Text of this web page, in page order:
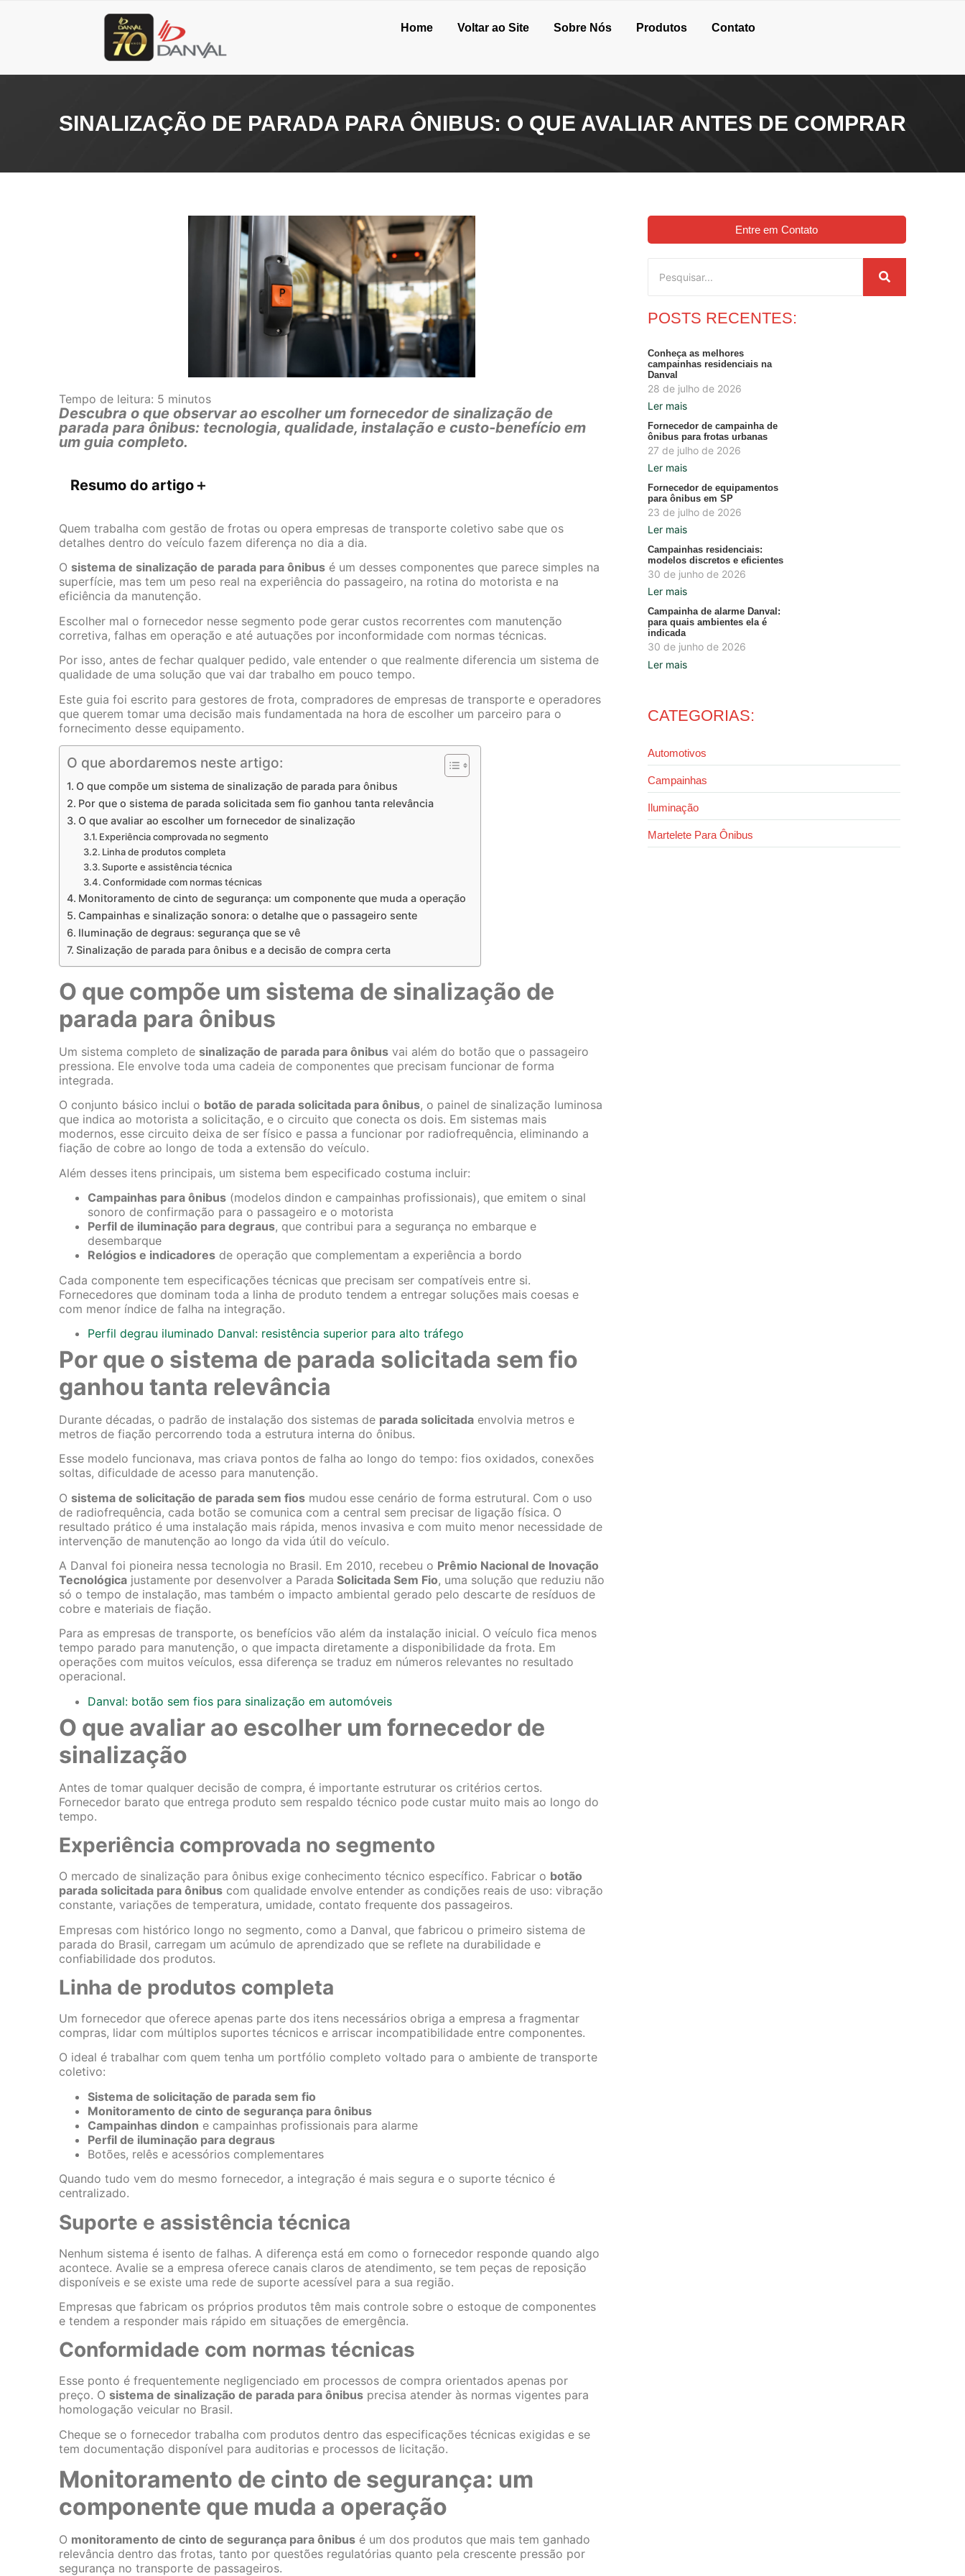
Home Voltar ao Site Sobre Nós Produtos Contato
SINALIZAÇÃO DE PARADA PARA ÔNIBUS: O QUE AVALIAR ANTES DE COMPRAR
Tempo de leitura: 5 minutos
Descubra o que observar ao escolher um fornecedor de sinalização de
parada para ônibus: tecnologia, qualidade, instalação e custo-benefício em
um guia completo.
Resumo do artigo＋
Quem trabalha com gestão de frotas ou opera empresas de transporte coletivo sabe que os
detalhes dentro do veículo fazem diferença no dia a dia.
O sistema de sinalização de parada para ônibus é um desses componentes que parece simples na
superfície, mas tem um peso real na experiência do passageiro, na rotina do motorista e na
eficiência da manutenção.
Escolher mal o fornecedor nesse segmento pode gerar custos recorrentes com manutenção
corretiva, falhas em operação e até autuações por inconformidade com normas técnicas.
Por isso, antes de fechar qualquer pedido, vale entender o que realmente diferencia um sistema de
qualidade de uma solução que vai dar trabalho em pouco tempo.
Este guia foi escrito para gestores de frota, compradores de empresas de transporte e operadores
que querem tomar uma decisão mais fundamentada na hora de escolher um parceiro para o
fornecimento desse equipamento.
O que abordaremos neste artigo:
O que compõe um sistema de sinalização de parada para ônibus
Por que o sistema de parada solicitada sem fio ganhou tanta relevância
O que avaliar ao escolher um fornecedor de sinalização
Experiência comprovada no segmento
Linha de produtos completa
Suporte e assistência técnica
Conformidade com normas técnicas
Monitoramento de cinto de segurança: um componente que muda a operação
Campainhas e sinalização sonora: o detalhe que o passageiro sente
Iluminação de degraus: segurança que se vê
Sinalização de parada para ônibus e a decisão de compra certa
O que compõe um sistema de sinalização de
parada para ônibus
Um sistema completo de sinalização de parada para ônibus vai além do botão que o passageiro
pressiona. Ele envolve toda uma cadeia de componentes que precisam funcionar de forma
integrada.
O conjunto básico inclui o botão de parada solicitada para ônibus, o painel de sinalização luminosa
que indica ao motorista a solicitação, e o circuito que conecta os dois. Em sistemas mais
modernos, esse circuito deixa de ser físico e passa a funcionar por radiofrequência, eliminando a
fiação de cobre ao longo de toda a extensão do veículo.
Além desses itens principais, um sistema bem especificado costuma incluir:
Campainhas para ônibus (modelos dindon e campainhas profissionais), que emitem o sinal
sonoro de confirmação para o passageiro e o motorista
Perfil de iluminação para degraus, que contribui para a segurança no embarque e
desembarque
Relógios e indicadores de operação que complementam a experiência a bordo
Cada componente tem especificações técnicas que precisam ser compatíveis entre si.
Fornecedores que dominam toda a linha de produto tendem a entregar soluções mais coesas e
com menor índice de falha na integração.
Perfil degrau iluminado Danval: resistência superior para alto tráfego
Por que o sistema de parada solicitada sem fio
ganhou tanta relevância
Durante décadas, o padrão de instalação dos sistemas de parada solicitada envolvia metros e
metros de fiação percorrendo toda a estrutura interna do ônibus.
Esse modelo funcionava, mas criava pontos de falha ao longo do tempo: fios oxidados, conexões
soltas, dificuldade de acesso para manutenção.
O sistema de solicitação de parada sem fios mudou esse cenário de forma estrutural. Com o uso
de radiofrequência, cada botão se comunica com a central sem precisar de ligação física. O
resultado prático é uma instalação mais rápida, menos invasiva e com muito menor necessidade de
intervenção de manutenção ao longo da vida útil do veículo.
A Danval foi pioneira nessa tecnologia no Brasil. Em 2010, recebeu o Prêmio Nacional de Inovação
Tecnológica justamente por desenvolver a Parada Solicitada Sem Fio, uma solução que reduziu não
só o tempo de instalação, mas também o impacto ambiental gerado pelo descarte de resíduos de
cobre e materiais de fiação.
Para as empresas de transporte, os benefícios vão além da instalação inicial. O veículo fica menos
tempo parado para manutenção, o que impacta diretamente a disponibilidade da frota. Em
operações com muitos veículos, essa diferença se traduz em números relevantes no resultado
operacional.
Danval: botão sem fios para sinalização em automóveis
O que avaliar ao escolher um fornecedor de
sinalização
Antes de tomar qualquer decisão de compra, é importante estruturar os critérios certos.
Fornecedor barato que entrega produto sem respaldo técnico pode custar muito mais ao longo do
tempo.
Experiência comprovada no segmento
O mercado de sinalização para ônibus exige conhecimento técnico específico. Fabricar o botão
parada solicitada para ônibus com qualidade envolve entender as condições reais de uso: vibração
constante, variações de temperatura, umidade, contato frequente dos passageiros.
Empresas com histórico longo no segmento, como a Danval, que fabricou o primeiro sistema de
parada do Brasil, carregam um acúmulo de aprendizado que se reflete na durabilidade e
confiabilidade dos produtos.
Linha de produtos completa
Um fornecedor que oferece apenas parte dos itens necessários obriga a empresa a fragmentar
compras, lidar com múltiplos suportes técnicos e arriscar incompatibilidade entre componentes.
O ideal é trabalhar com quem tenha um portfólio completo voltado para o ambiente de transporte
coletivo:
Sistema de solicitação de parada sem fio
Monitoramento de cinto de segurança para ônibus
Campainhas dindon e campainhas profissionais para alarme
Perfil de iluminação para degraus
Botões, relês e acessórios complementares
Quando tudo vem do mesmo fornecedor, a integração é mais segura e o suporte técnico é
centralizado.
Suporte e assistência técnica
Nenhum sistema é isento de falhas. A diferença está em como o fornecedor responde quando algo
acontece. Avalie se a empresa oferece canais claros de atendimento, se tem peças de reposição
disponíveis e se existe uma rede de suporte acessível para a sua região.
Empresas que fabricam os próprios produtos têm mais controle sobre o estoque de componentes
e tendem a responder mais rápido em situações de emergência.
Conformidade com normas técnicas
Esse ponto é frequentemente negligenciado em processos de compra orientados apenas por
preço. O sistema de sinalização de parada para ônibus precisa atender às normas vigentes para
homologação veicular no Brasil.
Cheque se o fornecedor trabalha com produtos dentro das especificações técnicas exigidas e se
tem documentação disponível para auditorias e processos de licitação.
Monitoramento de cinto de segurança: um
componente que muda a operação
O monitoramento de cinto de segurança para ônibus é um dos produtos que mais tem ganhado
relevância dentro das frotas, tanto por questões regulatórias quanto pela crescente pressão por
segurança no transporte de passageiros.
Entre em Contato
POSTS RECENTES:
Conheça as melhores
campainhas residenciais na
Danval
28 de julho de 2026
Ler mais
Fornecedor de campainha de
ônibus para frotas urbanas
27 de julho de 2026
Ler mais
Fornecedor de equipamentos
para ônibus em SP
23 de julho de 2026
Ler mais
Campainhas residenciais:
modelos discretos e eficientes
30 de junho de 2026
Ler mais
Campainha de alarme Danval:
para quais ambientes ela é
indicada
30 de junho de 2026
Ler mais
CATEGORIAS:
Automotivos
Campainhas
Iluminação
Martelete Para Ônibus